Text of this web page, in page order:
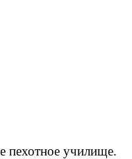
пехотное училище.